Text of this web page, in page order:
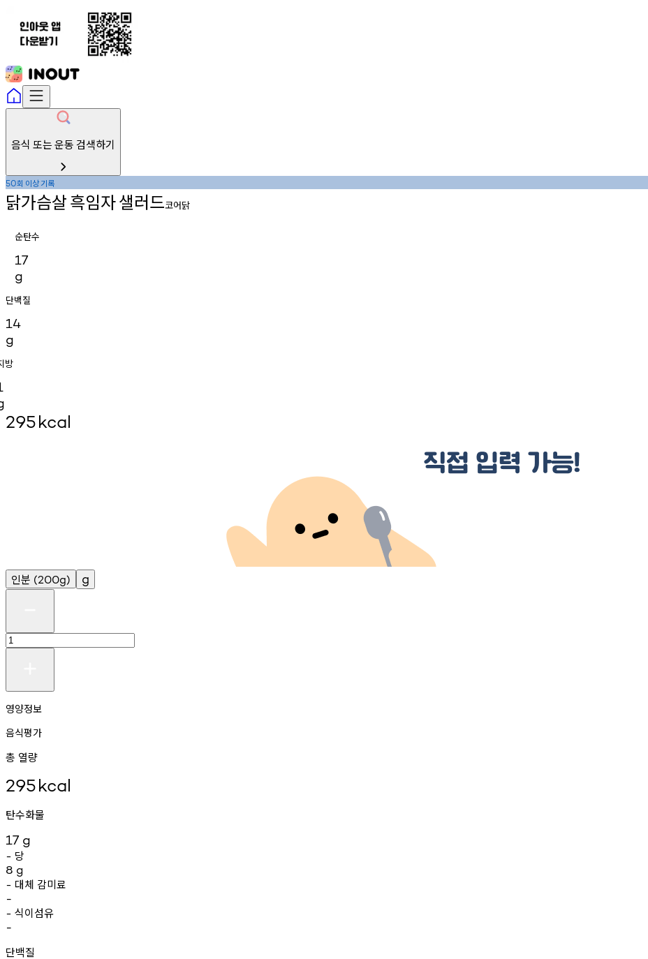
음식 또는 운동 검색하기
50회 이상기록
닭가슴살흑임자샐러드코어닭
순탄수
17
g
단백질
14
g
방
295kcal
인분 (200g) g
영양정보
음식평가
총 열량
295kcal
탄수화물
17 g
- 당
8 g
- 대체 감미료
-
- 식이섬유
-
단백질